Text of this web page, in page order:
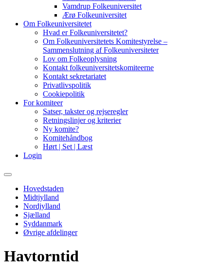
Vamdrup Folkeuniversitet
Ærø Folkeuniversitet
Om Folkeuniversitetet
Hvad er Folkeuniversitetet?
Om Folkeuniversitetets Komitestyrelse –
Sammenslutning af Folkeuniversiteter
Lov om Folkeoplysning
Kontakt folkeuniversitetskomiteerne
Kontakt sekretariatet
Privatlivspolitik
Cookiepolitik
For komiteer
Satser, takster og rejseregler
Retningslinjer og kriterier
Ny komite?
Komitehåndbog
Hørt | Set | Læst
Login
Primary
Hovedstaden
Midtjylland
Nordjylland
Sjælland
Syddanmark
Øvrige afdelinger
Havtorntid